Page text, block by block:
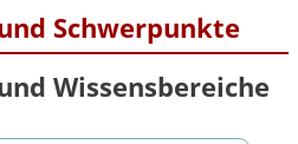
Schwerpunkte
Wissensbereiche